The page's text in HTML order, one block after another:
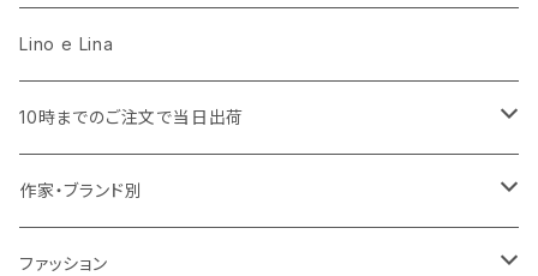
Lino e Lina
10時までのご注文で当日出荷
キッチン用品・食器
ミトン・鍋つかみ
アクセサリー
作家・ブランド別
SUMINOE（スミノエ）
ファッション